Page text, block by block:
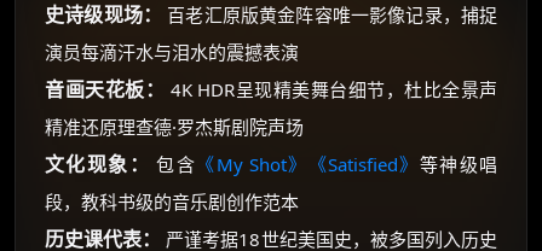
史诗级现场：
百老汇原版黄金阵容唯一影像记录，捕捉
演员每滴汗水与泪水的震撼表演
音画天花板：
4K HDR呈现精美舞台细节，杜比全景声
精准还原理查德·罗杰斯剧院声场
文化现象： 包含 《My Shot》 《Satisfied》 等神级唱
段，教科书级的音乐剧创作范本
历史课代表：
严谨考据18世纪美国史，被多国列入历史